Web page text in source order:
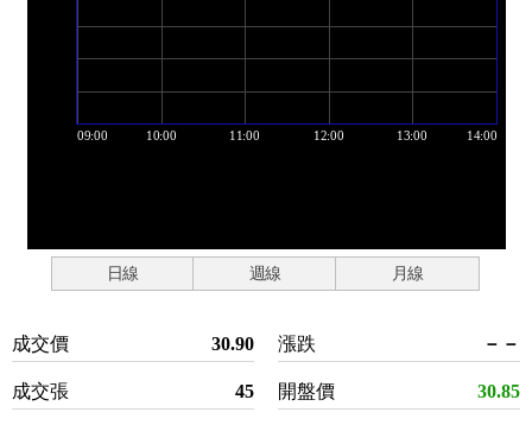
日線 週線 月線
成交價 30.90
成交張 45
漲跌 －－
開盤價 30.85